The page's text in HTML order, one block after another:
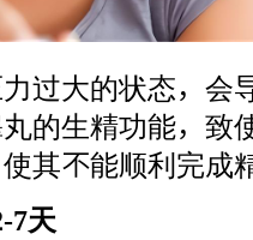
过大的状态，会
的生精功能，致
其不能顺利完成
7天